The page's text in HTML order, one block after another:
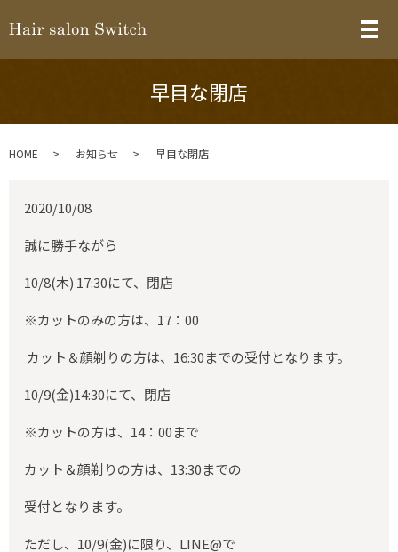
メ
早目な閉店
HOME お知らせ 早目な閉店
2020/10/08
誠に勝手ながら
10/8(木) 17:30にて、閉店
※カットのみの方は、17：00
カット＆顔剃りの方は、16:30までの受付となります。
10/9(金)14:30にて、閉店
※カットの方は、14：00まで
カット＆顔剃りの方は、13:30までの
受付となります。
ただし、10/9(金)に限り、LINE@で